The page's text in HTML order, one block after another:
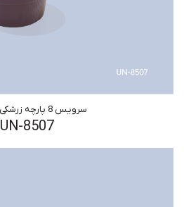
سرویس 8 پارچه زرشکی دیاموند
UN-8507